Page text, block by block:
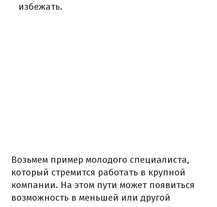
избежать.
Возьмем пример молодого специалиста,
который стремится работать в крупной
компании. На этом пути может появиться
возможность в меньшей или другой